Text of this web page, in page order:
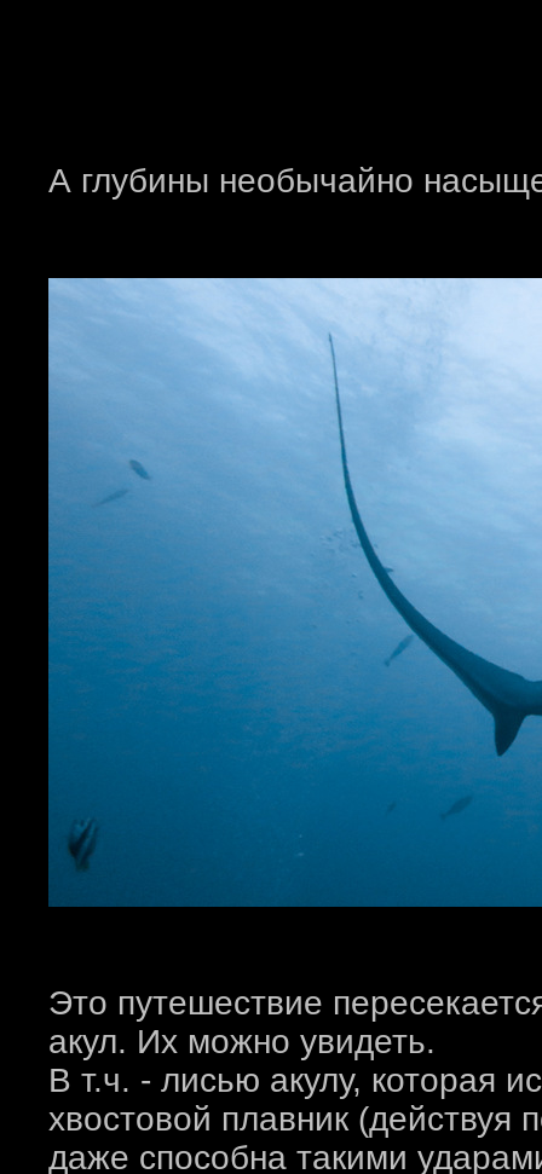
А глубины необычайно
Это путешествие
акул. Их можно увидеть.
В т.ч. - лисью акулу, которая
хвостовой плавник
даже способна такими